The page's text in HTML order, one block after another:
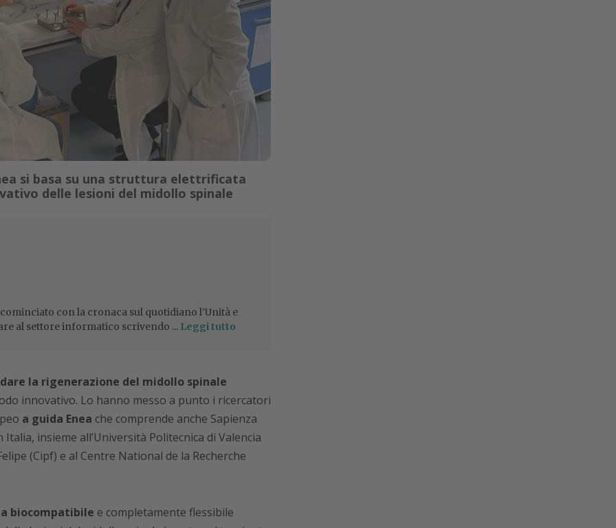
si basa su una struttura elettrificata
delle lesioni del midollo spinale
con la cronaca sul quotidiano l’Unità e
al settore informatico scrivendo ... Leggi tutto
la rigenerazione del midollo spinale
innovativo. Lo hanno messo a punto i ricercatori
a guida Enea che comprende anche Sapienza
insieme all’Università Politecnica di Valencia
(Cipf) e al Centre National de la Recherche
biocompatibile e completamente flessibile